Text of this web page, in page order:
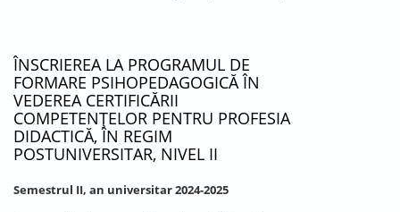
ÎNSCRIEREA LA PROGRAMUL DE
FORMARE PSIHOPEDAGOGICĂ ÎN
VEDEREA CERTIFICĂRII
COMPETENȚELOR PENTRU PROFESIA
DIDACTICĂ, ÎN REGIM
POSTUNIVERSITAR, NIVEL II
Semestrul II, an universitar 2024-2025